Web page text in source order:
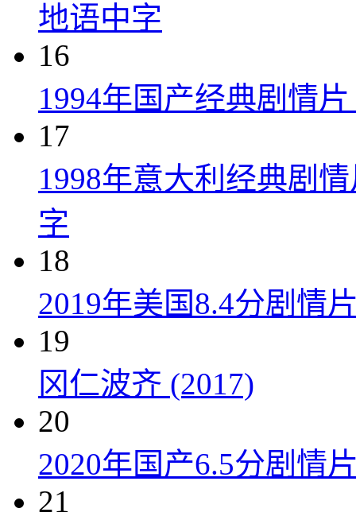
地语中字
16
1994年国产经典剧情
17
1998年意大利经典剧
字
18
2019年美国8.4分剧情
19
冈仁波齐 (2017)
20
2020年国产6.5分剧情
21